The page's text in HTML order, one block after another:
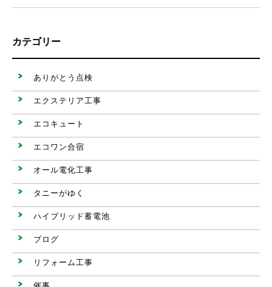
カテゴリー
ありがとう点検
エクステリア工事
エコキュート
エコワン合宿
オール電化工事
タニーがゆく
ハイブリッド蓄電池
ブログ
リフォーム工事